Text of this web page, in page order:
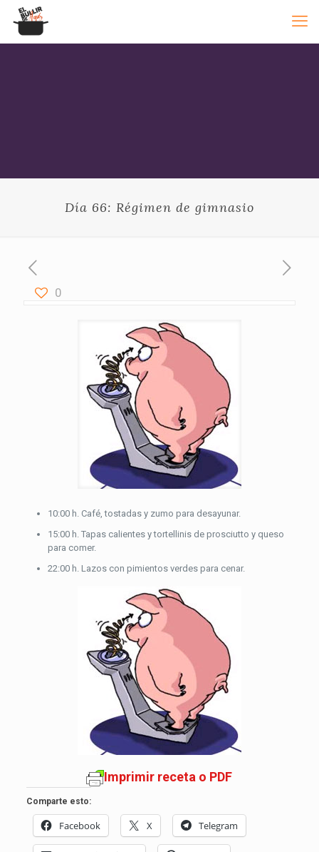
Día 66: Régimen de gimnasio
0
10:00 h. Café, tostadas y zumo para desayunar.
15:00 h. Tapas calientes y tortellinis de prosciutto y queso
para comer.
22:00 h. Lazos con pimientos verdes para cenar.
Imprimir receta o PDF
Comparte esto:
Facebook X Telegram